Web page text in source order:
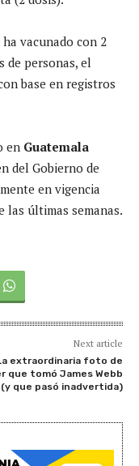
ha vacunado con 2
de personas, el
base en registros
en Guatemala
del Gobierno de
en vigencia
las últimas semanas.
Next article
extraordinaria foto de
que tomó James Webb
(y que pasó inadvertida)